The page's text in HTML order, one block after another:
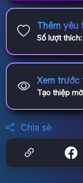
Thêm yêu
Số lượt thích:
Xem trước
Tạo thiệp
Chia sẻ